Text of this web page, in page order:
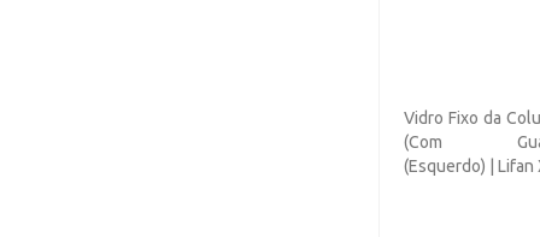
Vidro Fixo da
(Com
(Esquerdo) | Lifan